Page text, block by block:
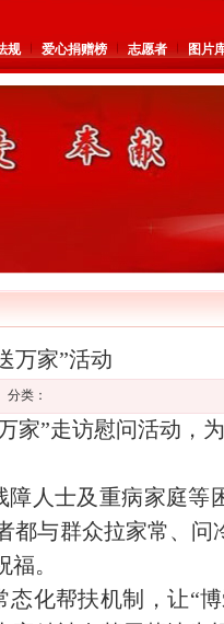
规 爱心捐赠榜 志愿者 图片
万家”活动
分类：
家”走访慰问活动，
人士及重病家庭等
都与群众拉家常、问
。
化帮扶机制，让“博